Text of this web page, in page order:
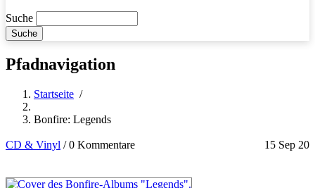
Suche
Pfadnavigation
Startseite /
Bonfire: Legends
CD & Vinyl 15 Sep 20
/0 Kommentare